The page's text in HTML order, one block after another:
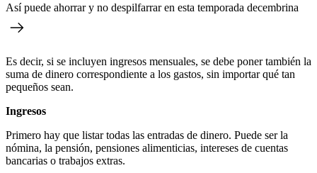
Así puede ahorrar y no despilfarrar en esta temporada decembrina
Es decir, si se incluyen ingresos mensuales, se debe poner también la
suma de dinero correspondiente a los gastos, sin importar qué tan
pequeños sean.
Ingresos
Primero hay que listar todas las entradas de dinero. Puede ser la
nómina, la pensión, pensiones alimenticias, intereses de cuentas
bancarias o trabajos extras.